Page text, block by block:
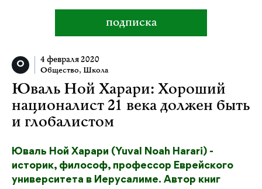
подписка
4 февраля 2020
Общество, Школа
Юваль Ной Харари: Хороший
националист 21 века должен быть
и глобалистом
Юваль Ной Харари (Yuval Noah Harari) -
историк, философ, профессор Еврейского
университета в Иерусалиме. Автор книг